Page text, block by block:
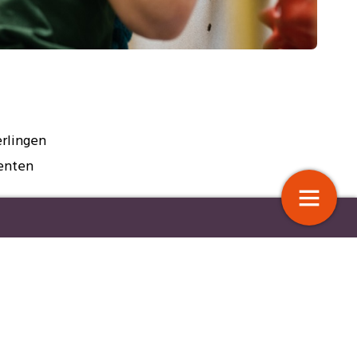
Bouwen aan vertrouwen
van